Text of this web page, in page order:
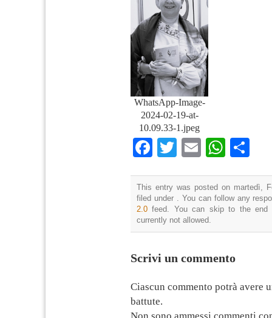
WhatsApp-Image-
2024-02-19-at-
10.09.33-1.jpeg
Facebook
TwitterEmail
This entry was posted on martedì,
filed under . You can follow any
2.0 feed. You can skip to the end
currently not allowed.
Scrivi un commento
Ciascun commento potrà avere
battute.